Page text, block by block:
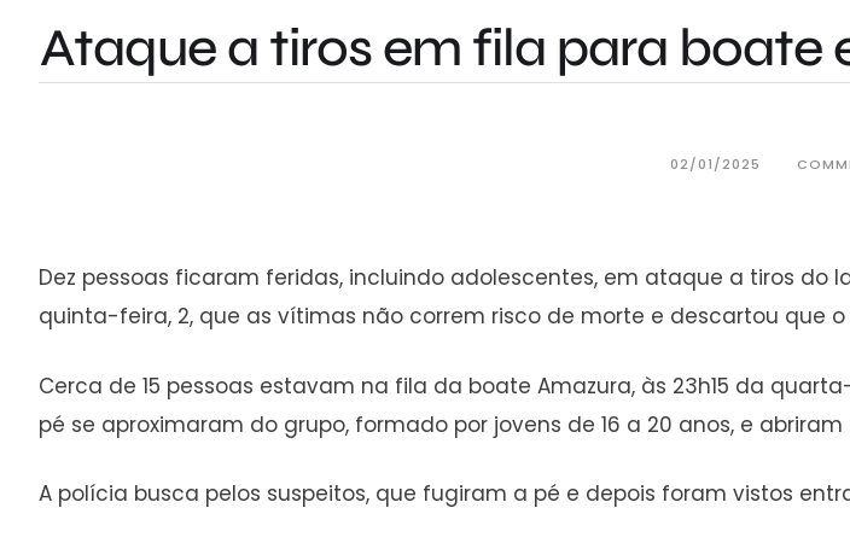
Ataque a tiros em fila para boate
02/01/2025
Dez pessoas ficaram feridas, incluindo adolescentes, em ataque a tiros do
quinta-feira, 2, que as vítimas não correm risco de morte e descartou que
Cerca de 15 pessoas estavam na fila da boate Amazura, às 23h15 da
pé se aproximaram do grupo, formado por jovens de 16 a 20 anos, e
A polícia busca pelos suspeitos, que fugiram a pé e depois foram vistos